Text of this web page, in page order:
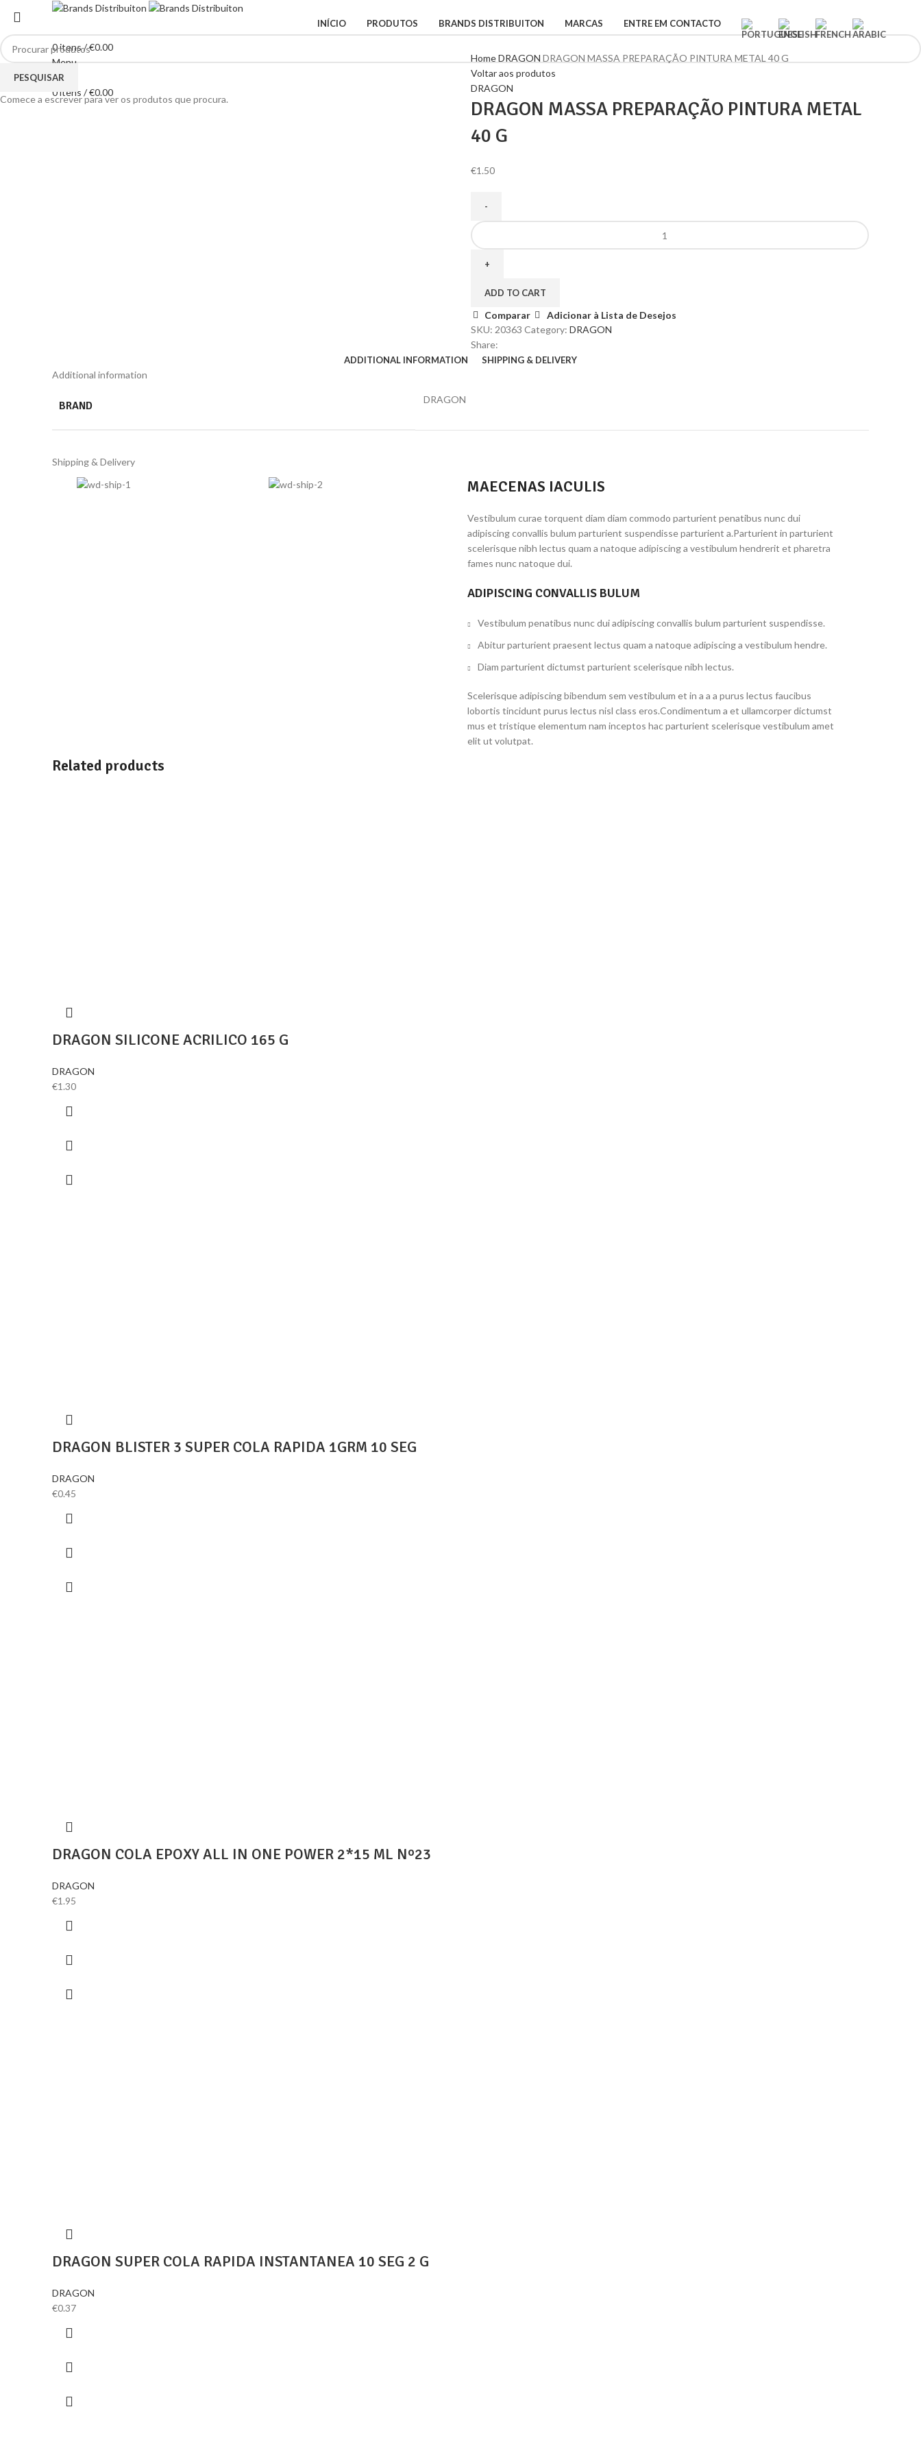
INÍCIO PRODUTOS BRANDS DISTRIBUITON MARCAS ENTRE EM CONTACTO
0itens/€0.00
Menu
0itens /€0.00
HomeDRAGON DRAGON MASSA PREPARAÇÃO PINTURA METAL 40 G
Voltar aos produtos
DRAGON
DRAGON MASSA PREPARAÇÃO PINTURA METAL
40 G
€1.50
ADD TO CART
Comparar
Adicionar à Lista de Desejos
SKU: 20363 Category: DRAGON
Share:
ADDITIONAL INFORMATION SHIPPING & DELIVERY
Additional information
BRAND DRAGON
Shipping & Delivery
MAECENAS IACULIS
Vestibulum curae torquent diam diam commodo parturient penatibus nunc dui
adipiscing convallis bulum parturient suspendisse parturient a.Parturient in parturient
scelerisque nibh lectus quam a natoque adipiscing a vestibulum hendrerit et pharetra
fames nunc natoque dui.
ADIPISCING CONVALLIS BULUM
Vestibulum penatibus nunc dui adipiscing convallis bulum parturient suspendisse.
Abitur parturient praesent lectus quam a natoque adipiscing a vestibulum hendre.
Diam parturient dictumst parturient scelerisque nibh lectus.
Scelerisque adipiscing bibendum sem vestibulum et in a a a purus lectus faucibus
lobortis tincidunt purus lectus nisl class eros.Condimentum a et ullamcorper dictumst
mus et tristique elementum nam inceptos hac parturient scelerisque vestibulum amet
elit ut volutpat.
Related products
DRAGON SILICONE ACRILICO 165 G
DRAGON
€1.30
DRAGON BLISTER 3 SUPER COLA RAPIDA 1GRM 10 SEG
DRAGON
€0.45
DRAGON COLA EPOXY ALL IN ONE POWER 2*15 ML Nº23
DRAGON
€1.95
DRAGON SUPER COLA RAPIDA INSTANTANEA 10 SEG 2 G
DRAGON
€0.37
PESQUISAR
Comece a escrever para ver os produtos que procura.